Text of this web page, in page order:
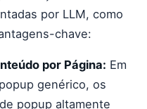
por LLM, como
chave:
por Página: Em
genérico, os
popup altamente